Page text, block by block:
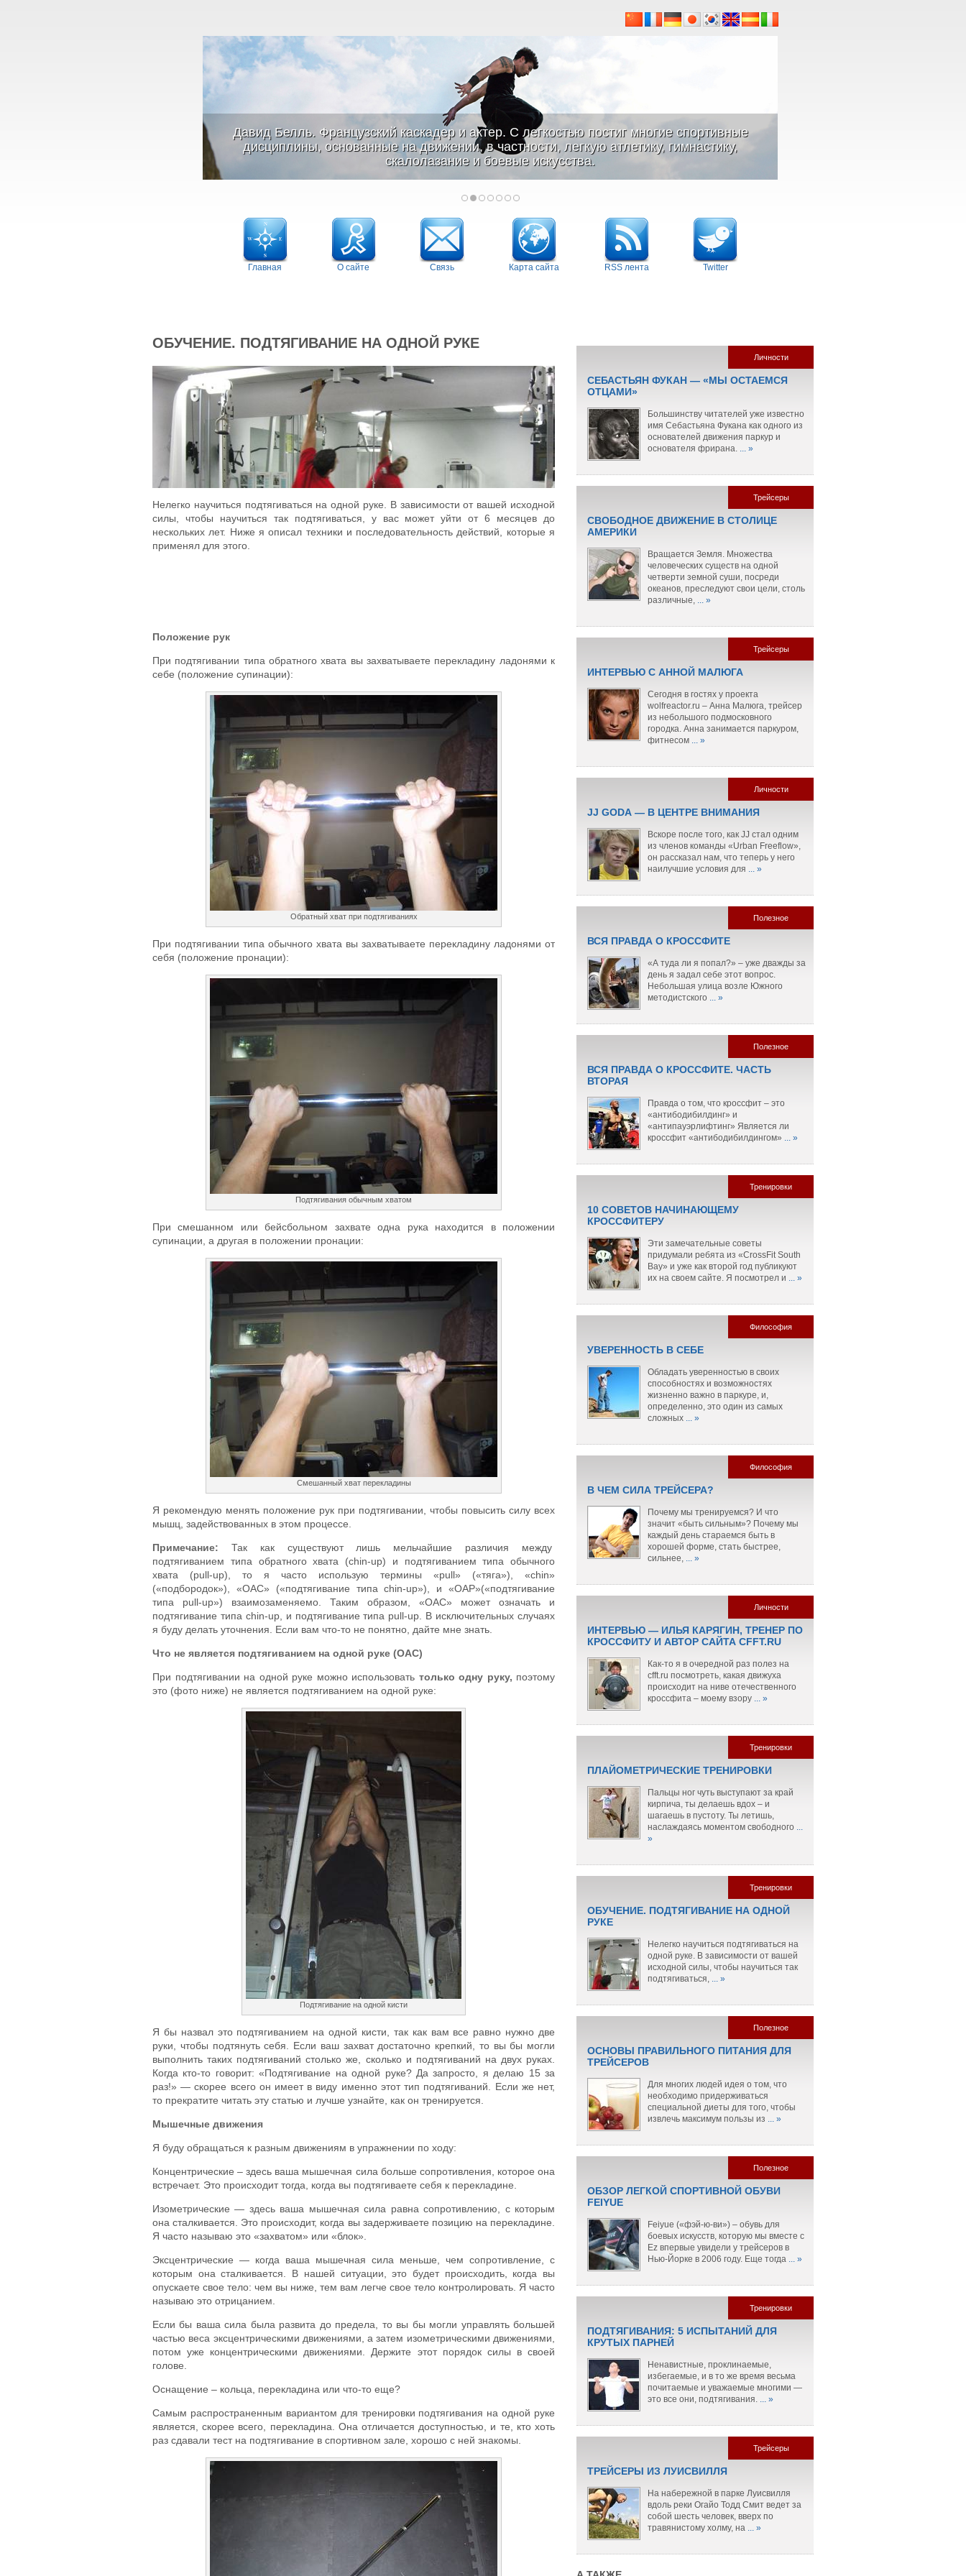
Давид Белль. Французский каскадер и актер. С легкостью постиг многие спортивные
дисциплины, основанные на движении, в частности, легкую атлетику, гимнастику,
скалолазание и боевые искусства.
Главная О сайте Связь Карта сайта RSS лента Twitter
ОБУЧЕНИЕ. ПОДТЯГИВАНИЕ НА ОДНОЙ РУКЕ
Нелегко научиться подтягиваться на одной руке. В зависимости от вашей исходной
силы, чтобы научиться так подтягиваться, у вас может уйти от 6 месяцев до
нескольких лет. Ниже я описал техники и последовательность действий, которые я
применял для этого.
Положение рук
При подтягивании типа обратного хвата вы захватываете перекладину ладонями к
себе (положение супинации):
Обратный хват при подтягиваниях
При подтягивании типа обычного хвата вы захватываете перекладину ладонями от
себя (положение пронации):
Подтягивания обычным хватом
При смешанном или бейсбольном захвате одна рука находится в положении
супинации, а другая в положении пронации:
Смешанный хват перекладины
Я рекомендую менять положение рук при подтягивании, чтобы повысить силу всех
мышц, задействованных в этом процессе.
Примечание: Так как существуют лишь мельчайшие различия между
подтягиванием типа обратного хвата (chin-up) и подтягиванием типа обычного
хвата (pull-up), то я часто использую термины «pull» («тяга»), «chin»
(«подбородок»), «OAC» («подтягивание типа chin-up»), и «OAP»(«подтягивание
типа pull-up») взаимозаменяемо. Таким образом, «OAC» может означать и
подтягивание типа chin-up, и подтягивание типа pull-up. В исключительных случаях
я буду делать уточнения. Если вам что-то не понятно, дайте мне знать.
Что не является подтягиванием на одной руке (OAC)
При подтягивании на одной руке можно использовать только одну руку, поэтому
это (фото ниже) не является подтягиванием на одной руке:
Подтягивание на одной кисти
Я бы назвал это подтягиванием на одной кисти, так как вам все равно нужно две
руки, чтобы подтянуть себя. Если ваш захват достаточно крепкий, то вы бы могли
выполнить таких подтягиваний столько же, сколько и подтягиваний на двух руках.
Когда кто-то говорит: «Подтягивание на одной руке? Да запросто, я делаю 15 за
раз!» — скорее всего он имеет в виду именно этот тип подтягиваний. Если же нет,
то прекратите читать эту статью и лучше узнайте, как он тренируется.
Мышечные движения
Я буду обращаться к разным движениям в упражнении по ходу:
Концентрические – здесь ваша мышечная сила больше сопротивления, которое она
встречает. Это происходит тогда, когда вы подтягиваете себя к перекладине.
Изометрические — здесь ваша мышечная сила равна сопротивлению, с которым
она сталкивается. Это происходит, когда вы задерживаете позицию на перекладине.
Я часто называю это «захватом» или «блок».
Эксцентрические — когда ваша мышечная сила меньше, чем сопротивление, с
которым она сталкивается. В нашей ситуации, это будет происходить, когда вы
опускаете свое тело: чем вы ниже, тем вам легче свое тело контролировать. Я часто
называю это отрицанием.
Если бы ваша сила была развита до предела, то вы бы могли управлять большей
частью веса эксцентрическими движениями, а затем изометрическими движениями,
потом уже концентрическими движениями. Держите этот порядок силы в своей
голове.
Оснащение – кольца, перекладина или что-то еще?
Самым распространенным вариантом для тренировки подтягивания на одной руке
является, скорее всего, перекладина. Она отличается доступностью, и те, кто хоть
раз сдавали тест на подтягивание в спортивном зале, хорошо с ней знакомы.
Личности
СЕБАСТЬЯН ФУКАН — «МЫ ОСТАЕМСЯ
ОТЦАМИ»
Большинству читателей уже известно
имя Себастьяна Фукана как одного из
основателей движения паркур и
основателя фрирана. ... »
Трейсеры
СВОБОДНОЕ ДВИЖЕНИЕ В СТОЛИЦЕ
АМЕРИКИ
Вращается Земля. Множества
человеческих существ на одной
четверти земной суши, посреди
океанов, преследуют свои цели, столь
различные, ... »
Трейсеры
ИНТЕРВЬЮ С АННОЙ МАЛЮГА
Сегодня в гостях у проекта
wolfreactor.ru – Анна Малюга, трейсер
из небольшого подмосковного
городка. Анна занимается паркуром,
фитнесом ... »
Личности
JJ GODA — В ЦЕНТРЕ ВНИМАНИЯ
Вскоре после того, как JJ стал одним
из членов команды «Urban Freeflow»,
он рассказал нам, что теперь у него
наилучшие условия для ... »
Полезное
ВСЯ ПРАВДА О КРОССФИТЕ
«А туда ли я попал?» – уже дважды за
день я задал себе этот вопрос.
Небольшая улица возле Южного
методистского ... »
Полезное
ВСЯ ПРАВДА О КРОССФИТЕ. ЧАСТЬ
ВТОРАЯ
Правда о том, что кроссфит – это
«антибодибилдинг» и
«антипауэрлифтинг» Является ли
кроссфит «антибодибилдингом» ... »
Тренировки
10 СОВЕТОВ НАЧИНАЮЩЕМУ
КРОССФИТЕРУ
Эти замечательные советы
придумали ребята из «CrossFit South
Bay» и уже как второй год публикуют
их на своем сайте. Я посмотрел и ... »
Философия
УВЕРЕННОСТЬ В СЕБЕ
Обладать уверенностью в своих
способностях и возможностях
жизненно важно в паркуре, и,
определенно, это один из самых
сложных ... »
Философия
В ЧЕМ СИЛА ТРЕЙСЕРА?
Почему мы тренируемся? И что
значит «быть сильным»? Почему мы
каждый день стараемся быть в
хорошей форме, стать быстрее,
сильнее, ... »
Личности
ИНТЕРВЬЮ — ИЛЬЯ КАРЯГИН, ТРЕНЕР ПО
КРОССФИТУ И АВТОР САЙТА CFFT.RU
Как-то я в очередной раз полез на
cfft.ru посмотреть, какая движуха
происходит на ниве отечественного
кроссфита – моему взору ... »
Тренировки
ПЛАЙОМЕТРИЧЕСКИЕ ТРЕНИРОВКИ
Пальцы ног чуть выступают за край
кирпича, ты делаешь вдох – и
шагаешь в пустоту. Ты летишь,
наслаждаясь моментом свободного ...
»
Тренировки
ОБУЧЕНИЕ. ПОДТЯГИВАНИЕ НА ОДНОЙ
РУКЕ
Нелегко научиться подтягиваться на
одной руке. В зависимости от вашей
исходной силы, чтобы научиться так
подтягиваться, ... »
Полезное
ОСНОВЫ ПРАВИЛЬНОГО ПИТАНИЯ ДЛЯ
ТРЕЙСЕРОВ
Для многих людей идея о том, что
необходимо придерживаться
специальной диеты для того, чтобы
извлечь максимум пользы из ... »
Полезное
ОБЗОР ЛЕГКОЙ СПОРТИВНОЙ ОБУВИ
FEIYUE
Feiyue («фэй-ю-ви») – обувь для
боевых искусств, которую мы вместе с
Ez впервые увидели у трейсеров в
Нью-Йорке в 2006 году. Еще тогда ... »
Тренировки
ПОДТЯГИВАНИЯ: 5 ИСПЫТАНИЙ ДЛЯ
КРУТЫХ ПАРНЕЙ
Ненавистные, проклинаемые,
избегаемые, и в то же время весьма
почитаемые и уважаемые многими —
это все они, подтягивания. ... »
Трейсеры
ТРЕЙСЕРЫ ИЗ ЛУИСВИЛЛЯ
На набережной в парке Луисвилля
вдоль реки Огайо Тодд Смит ведет за
собой шесть человек, вверх по
травянистому холму, на ... »